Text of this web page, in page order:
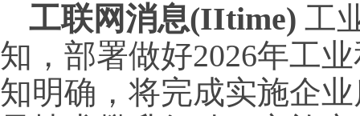
工联网消息(IItime) 工
知，部署做好2026年工
知明确，将完成实施企